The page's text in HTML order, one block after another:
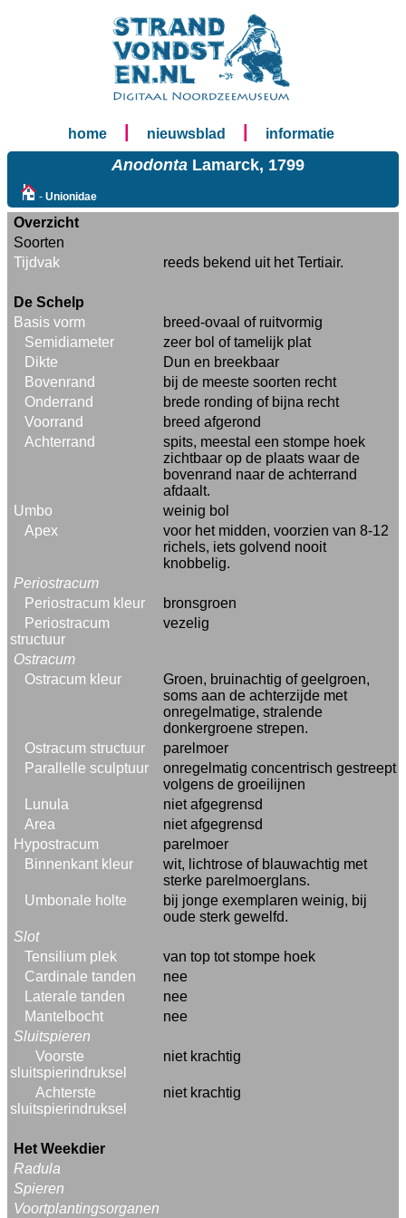
home nieuwsblad informatie
AnodontaLamarck, 1799
- Unionidae
Overzicht
Soorten
Tijdvak
reeds bekend uit het Tertiair.
De Schelp
Basis vorm
breed-ovaal of ruitvormig
Semidiameter
zeer bol of tamelijk plat
Dikte
Dun en breekbaar
Bovenrand
bij de meeste soorten recht
Onderrand
brede ronding of bijna recht
Voorrand
breed afgerond
Achterrand
spits, meestal een stompe hoek
zichtbaar op de plaats waar de
bovenrand naar de achterrand
afdaalt.
Umbo
weinig bol
Apex
voor het midden, voorzien van 8-12
richels, iets golvend nooit
knobbelig.
Periostracum
Periostracum kleur
bronsgroen
Periostracum
structuur
vezelig
Ostracum
Ostracum kleur
Groen, bruinachtig of geelgroen,
soms aan de achterzijde met
onregelmatige, stralende
donkergroene strepen.
Ostracum structuur
parelmoer
Parallelle sculptuur
onregelmatig concentrisch gestreept
volgens de groeilijnen
Lunula
niet afgegrensd
Area
niet afgegrensd
Hypostracum
parelmoer
Binnenkant kleur
wit, lichtrose of blauwachtig met
sterke parelmoerglans.
Umbonale holte
bij jonge exemplaren weinig, bij
oude sterk gewelfd.
Slot
Tensilium plek
van top tot stompe hoek
Cardinale tanden
nee
Laterale tanden
nee
Mantelbocht
nee
Sluitspieren
Voorste
sluitspierindruksel
niet krachtig
Achterste
sluitspierindruksel
niet krachtig
Het Weekdier
Radula
Spieren
Voortplantingsorganen